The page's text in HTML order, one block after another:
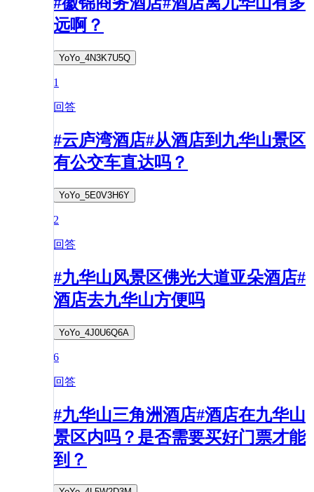
远啊？
YoYo_4N3K7U5Q
1
回答
#云庐湾酒店#从酒店到九华山景区
有公交车直达吗？
YoYo_5E0V3H6Y
2
回答
#九华山风景区佛光大道亚朵酒店#
酒店去九华山方便吗
YoYo_4J0U6Q6A
6
回答
#九华山三角洲酒店#酒店在九华山
景区内吗？是否需要买好门票才能
到？